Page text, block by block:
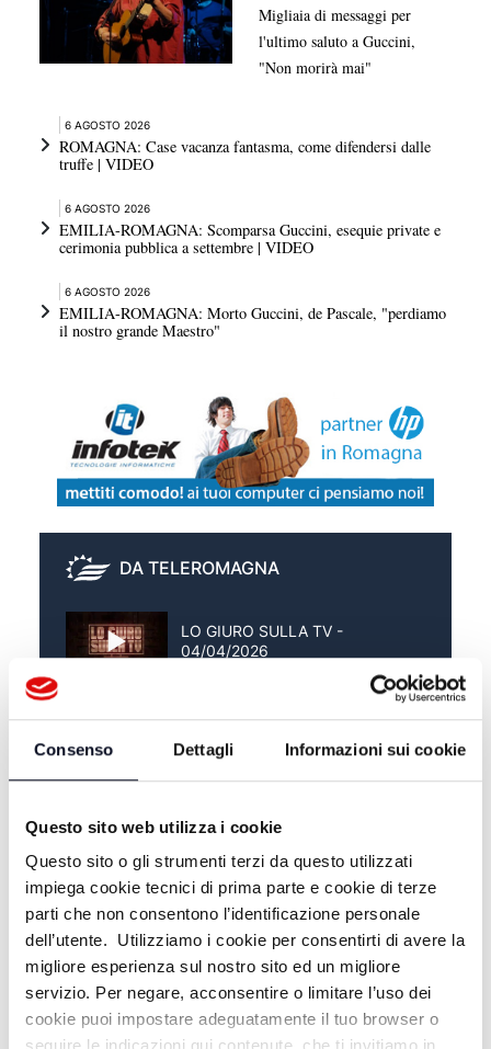
Consenso Dettagli Informazioni sui cookie
Questo sito web utilizza i cookie
Questo sito o gli strumenti terzi da questo utilizzati
impiega cookie tecnici di prima parte e cookie di terze
parti che non consentono l’identificazione personale
dell’utente. Utilizziamo i cookie per consentirti di avere la
migliore esperienza sul nostro sito ed un migliore
servizio. Per negare, acconsentire o limitare l’uso dei
cookie puoi impostare adeguatamente il tuo browser o
Migliaia di messaggi per
l'ultimo saluto a Guccini,
"Non morirà mai"
6 AGOSTO 2026
ROMAGNA: Case vacanza fantasma, come difendersi dalle
truffe | VIDEO
6 AGOSTO 2026
EMILIA-ROMAGNA: Scomparsa Guccini, esequie private e
cerimonia pubblica a settembre | VIDEO
6 AGOSTO 2026
EMILIA-ROMAGNA: Morto Guccini, de Pascale, "perdiamo
il nostro grande Maestro"
DA TELEROMAGNA
LO GIURO SULLA TV -
04/04/2026
28/03/2026
LO GIURO SULLA TV -